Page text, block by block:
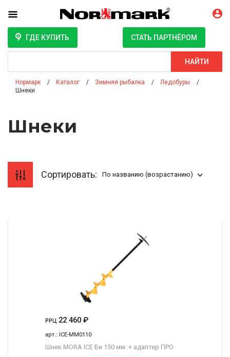
ГДЕ КУПИТЬ СТАТЬ ПАРТНЁРОМ
НАЙТИ
Нормарк Каталог Зимняя рыбалка
Ледобуры
Шнеки
Шнеки
Сортировать: По названию (возрастанию)
РРЦ 22 460 ₽
арт.: ICE-MM0110
Шнек MORA ICE Би 150 мм. + адаптер ПРО